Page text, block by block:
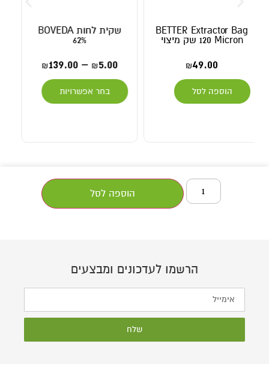
שקית לחות BOVEDA
62%
₪5.00
–
בחר אפשרויות
מזמרה BETTER Carbon
₪19.00
מידע נוסף
הוספה לסל
הרשמו לעדכונים ומבצעים
שלח